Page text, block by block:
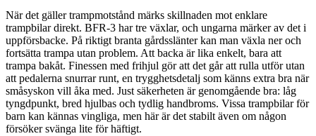
När det gäller trampmotstånd märks skillnaden mot enklare
trampbilar direkt. BFR-3 har tre växlar, och ungarna märker av det i
uppförsbacke. På riktigt branta gårdsslänter kan man växla ner och
fortsätta trampa utan problem. Att backa är lika enkelt, bara att
trampa bakåt. Finessen med frihjul gör att det går att rulla utför utan
att pedalerna snurrar runt, en trygghetsdetalj som känns extra bra när
småsyskon vill åka med. Just säkerheten är genomgående bra: låg
tyngdpunkt, bred hjulbas och tydlig handbroms. Vissa trampbilar för
barn kan kännas vingliga, men här är det stabilt även om någon
försöker svänga lite för häftigt.